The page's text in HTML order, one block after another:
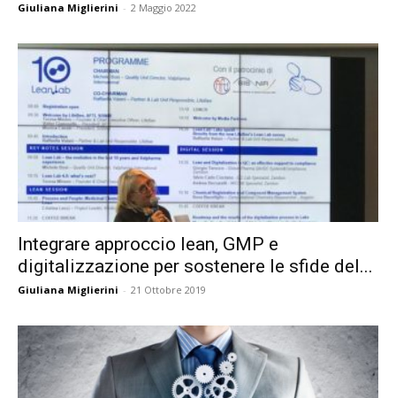
Giuliana Miglierini - 2 Maggio 2022
Integrare approccio lean, GMP e
digitalizzazione per sostenere le sfide del...
Giuliana Miglierini - 21 Ottobre 2019